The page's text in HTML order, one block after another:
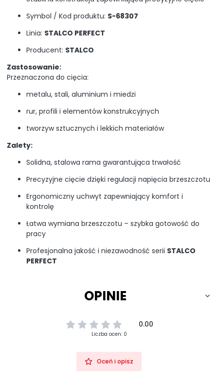
Symbol / Kod produktu: S-68307
Linia: STALCO PERFECT
Producent: STALCO
Zastosowanie:
Przeznaczona do cięcia:
metalu, stali, aluminium i miedzi
rur, profili i elementów konstrukcyjnych
tworzyw sztucznych i lekkich materiałów
Zalety:
Solidna, stalowa rama gwarantująca trwałość
Precyzyjne cięcie dzięki regulacji napięcia brzeszczotu
Ergonomiczny uchwyt zapewniający komfort i
kontrolę
Łatwa wymiana brzeszczotu – szybka gotowość do
pracy
Profesjonalna jakość i niezawodność serii STALCO
PERFECT
OPINIE
0.00
Liczba ocen: 0
Oceń i opisz